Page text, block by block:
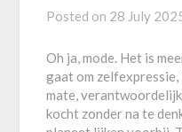
Posted on 28 July
Oh ja, mode. Het is
gaat om
mate,
kocht zonder na te